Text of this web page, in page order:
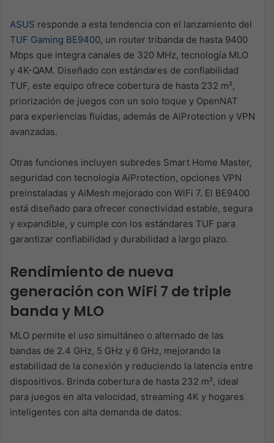
ASUS responde a esta tendencia con el lanzamiento del
TUF Gaming BE9400, un router tribanda de hasta 9400
Mbps que integra canales de 320 MHz, tecnología MLO
y 4K-QAM. Diseñado con estándares de confiabilidad
TUF, este equipo ofrece cobertura de hasta 232 m²,
priorización de juegos con un solo toque y OpenNAT
para experiencias fluidas, además de AiProtection y VPN
avanzadas.
Otras funciones incluyen subredes Smart Home Master,
seguridad con tecnología AiProtection, opciones VPN
preinstaladas y AiMesh mejorado con WiFi 7. El BE9400
está diseñado para ofrecer conectividad estable, segura
y expandible, y cumple con los estándares TUF para
garantizar confiabilidad y durabilidad a largo plazo.
Rendimiento de nueva
generación con WiFi 7 de triple
banda y MLO
MLO permite el uso simultáneo o alternado de las
bandas de 2.4 GHz, 5 GHz y 6 GHz, mejorando la
estabilidad de la conexión y reduciendo la latencia entre
dispositivos. Brinda cobertura de hasta 232 m², ideal
para juegos en alta velocidad, streaming 4K y hogares
inteligentes con alta demanda de datos.